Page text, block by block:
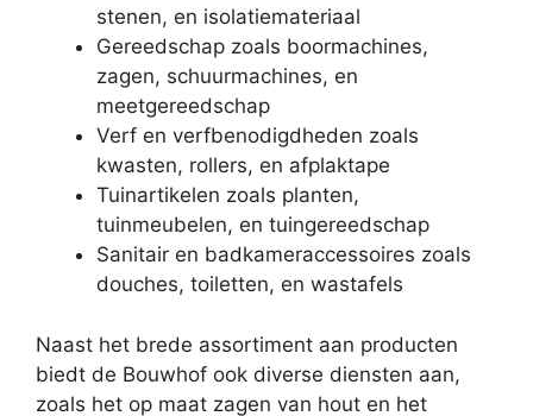
stenen, en isolatiemateriaal
Gereedschap zoals boormachines,
zagen, schuurmachines, en
meetgereedschap
Verf en verfbenodigdheden zoals
kwasten, rollers, en afplaktape
Tuinartikelen zoals planten,
tuinmeubelen, en tuingereedschap
Sanitair en badkameraccessoires zoals
douches, toiletten, en wastafels
Naast het brede assortiment aan producten
biedt de Bouwhof ook diverse diensten aan,
zoals het op maat zagen van hout en het